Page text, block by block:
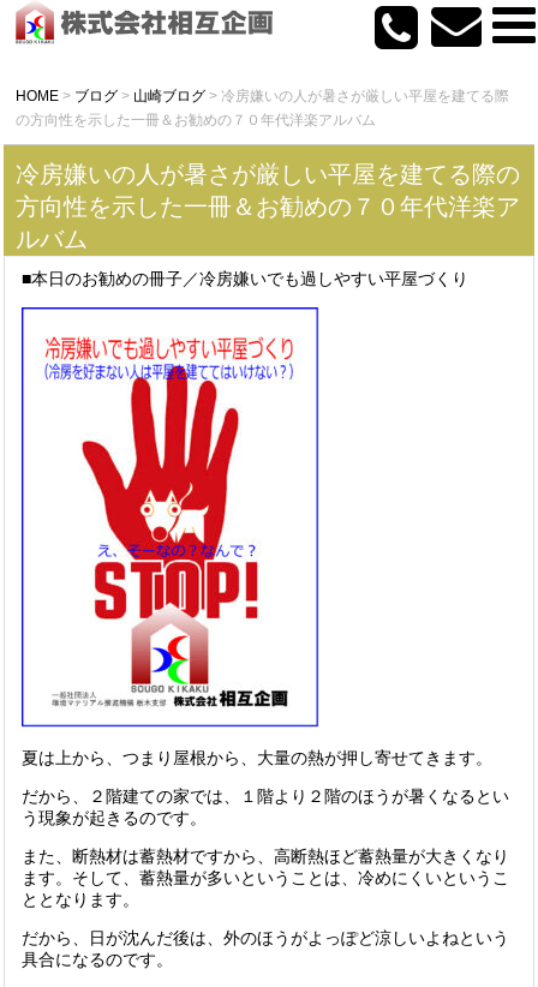
HOME > ブログ > 山崎ブログ > 冷房嫌いの人が暑さが厳しい平屋を建てる際
の方向性を示した一冊＆お勧めの７０年代洋楽アルバム
冷房嫌いの人が暑さが厳しい平屋を建てる際の
方向性を示した一冊＆お勧めの７０年代洋楽ア
ルバム
■本日のお勧めの冊子／冷房嫌いでも過しやすい平屋づくり
夏は上から、つまり屋根から、大量の熱が押し寄せてきます。
だから、２階建ての家では、１階より２階のほうが暑くなるとい
う現象が起きるのです。
また、断熱材は蓄熱材ですから、高断熱ほど蓄熱量が大きくなり
ます。そして、蓄熱量が多いということは、冷めにくいというこ
ととなります。
だから、日が沈んだ後は、外のほうがよっぽど涼しいよねという
具合になるのです。